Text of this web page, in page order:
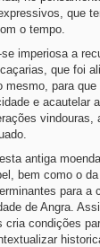
que
o tempo.
imperiosa a
que foi
mesmo, para
e acautelar
vindouras,
antiga
bem como o
para a
de Angra.
cria condições